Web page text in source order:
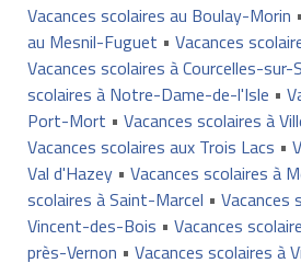
Vacances scolaires au Boulay-Morin •
au Mesnil-Fuguet • Vacances
Vacances scolaires à Courcelles-sur-
scolaires à Notre-Dame-de-l'Isle •
Port-Mort • Vacances scolaires à
Vacances scolaires aux Trois Lacs •
Val d'Hazey• Vacances scolaires à
scolaires à Saint-Marcel • Vacances
Vincent-des-Bois • Vacances
près-Vernon • Vacances scolaires à